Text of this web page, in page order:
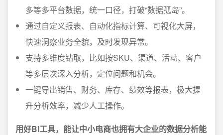
多等多平台数据，统一口径，打破“数据孤岛”。
通过自定义报表、自动化指标计算、可视化大屏，
快速洞察业务全貌，及时发现异常。
支持多维度钻取，比如按SKU、渠道、活动、客户
等多层次深入分析，定位问题和机会。
一键导出销售、财务、库存、绩效等报表，极大提
升分析效率，减少人工操作。
用好BI工具，能让中小电商也拥有大企业的数据分析能